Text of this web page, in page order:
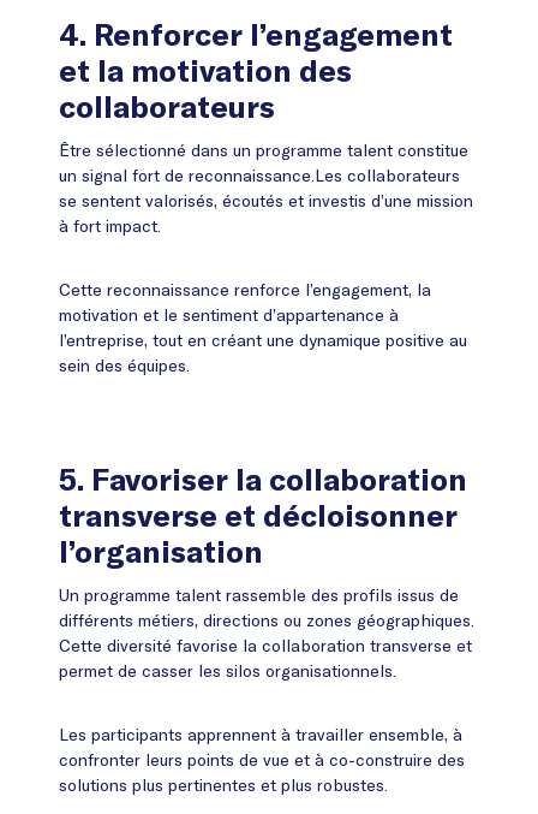
4. Renforcer l’engagement
et la motivation des
collaborateurs
Être sélectionné dans un programme talent constitue
un signal fort de reconnaissance.Les collaborateurs
se sentent valorisés, écoutés et investis d’une mission
à fort impact.
Cette reconnaissance renforce l’engagement, la
motivation et le sentiment d’appartenance à
l’entreprise, tout en créant une dynamique positive au
sein des équipes.
5. Favoriser la collaboration
transverse et décloisonner
l’organisation
Un programme talent rassemble des profils issus de
différents métiers, directions ou zones géographiques.
Cette diversité favorise la collaboration transverse et
permet de casser les silos organisationnels.
Les participants apprennent à travailler ensemble, à
confronter leurs points de vue et à co-construire des
solutions plus pertinentes et plus robustes.